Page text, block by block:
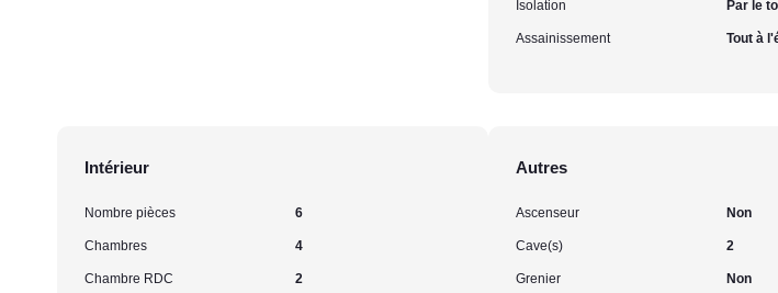
Isolation Par le
Assainissement Tout à
Intérieur
Nombre pièces 6
Chambres 4
Chambre RDC 2
Autres
Ascenseur Non
Cave(s) 2
Grenier Non